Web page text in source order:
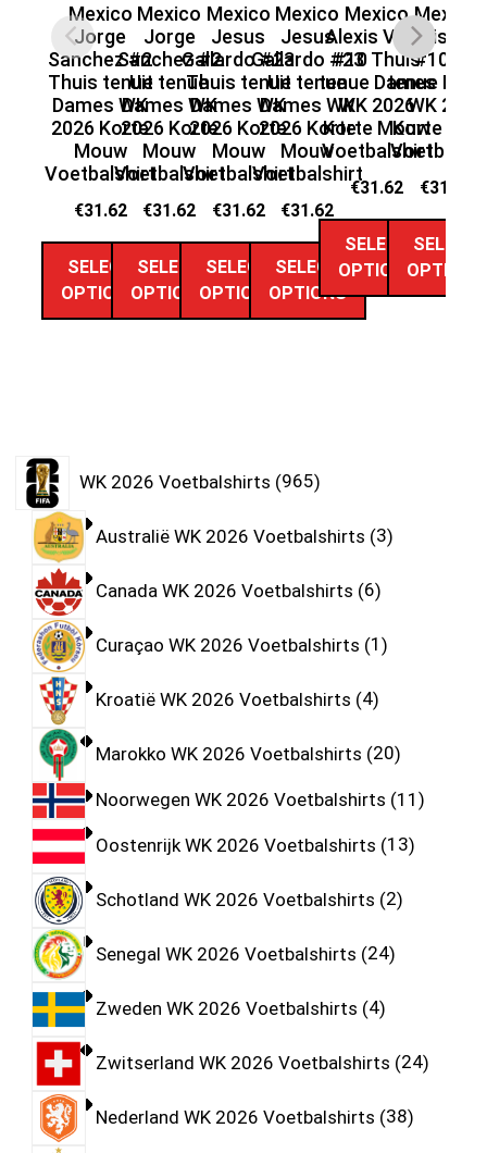
Mexico
Jorge
Sanchez #2
Thuis tenue
Dames WK
2026 Korte
Mouw
Voetbalshirt
€31.62
SELECT
OPTIONS
Mexico
Jorge
Sanchez #2
Uit tenue
Dames WK
2026 Korte
Mouw
Voetbalshirt
€31.62
SELECT
OPTIONS
Mexico
Jesus
Gallardo #23
Thuis tenue
Dames WK
2026 Korte
Mouw
Voetbalshirt
€31.62
SELECT
OPTIONS
Mexico
Jesus
Gallardo #23
Uit tenue
Dames WK
2026 Korte
Mouw
Voetbalshirt
€31.62
SELECT
OPTIONS
Mexico
Alexis Vega
#10 Thuis
tenue Dames
WK 2026
Korte Mouw
Voetbalshirt
€31.62
SELECT
OPTIONS
Mexico
Alexis
#10 Uit
tenue
WK 2026
Korte
€31.62
SELECT
OPTIONS
WK 2026 Voetbalshirts 965
Australië WK 2026 Voetbalshirts 3
Canada WK 2026 Voetbalshirts 6
Curaçao WK 2026 Voetbalshirts 1
Kroatië WK 2026 Voetbalshirts 4
Marokko WK 2026 Voetbalshirts 20
Noorwegen WK 2026 Voetbalshirts 11
Oostenrijk WK 2026 Voetbalshirts 13
Schotland WK 2026 Voetbalshirts 2
Senegal WK 2026 Voetbalshirts 24
Zweden WK 2026 Voetbalshirts 4
Zwitserland WK 2026 Voetbalshirts 24
Nederland WK 2026 Voetbalshirts 38